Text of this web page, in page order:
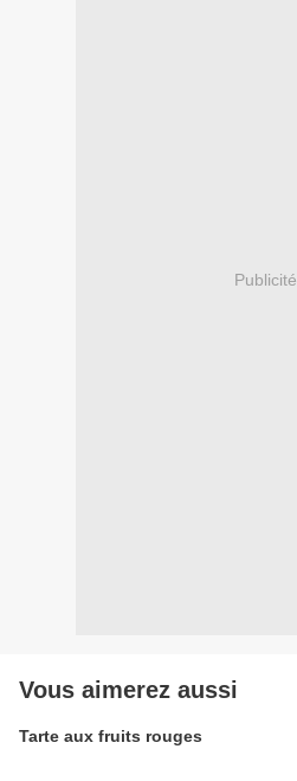
Publicité
Vous aimerez aussi
Tarte aux fruits rouges